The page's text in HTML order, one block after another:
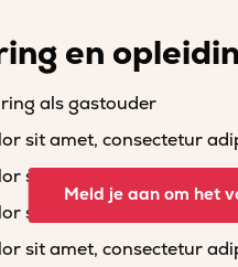
en
als gastouder
sit amet, consectetur
sit amet, consectetur
sit amet, consectetur
sit amet, consectetur
Meld je aan om het